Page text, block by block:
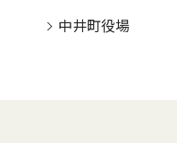
中井町役場